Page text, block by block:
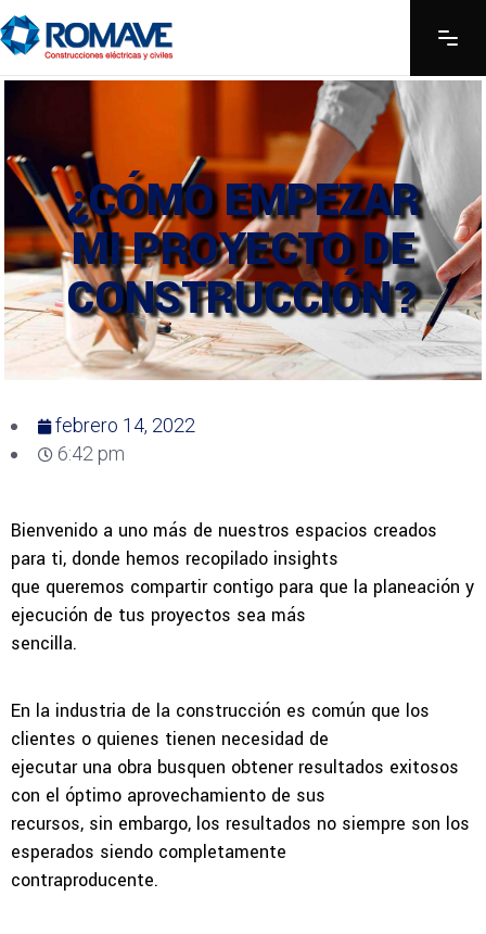
¿CÓMO EMPEZAR
MI PROYECTO DE
CONSTRUCCIÓN?
febrero 14, 2022
6:42 pm
Bienvenido a uno más de nuestros espacios creados
para ti, donde hemos recopilado insights
que queremos compartir contigo para que la planeación y
ejecución de tus proyectos sea más
sencilla.
En la industria de la construcción es común que los
clientes o quienes tienen necesidad de
ejecutar una obra busquen obtener resultados exitosos
con el óptimo aprovechamiento de sus
recursos, sin embargo, los resultados no siempre son los
esperados siendo completamente
contraproducente.